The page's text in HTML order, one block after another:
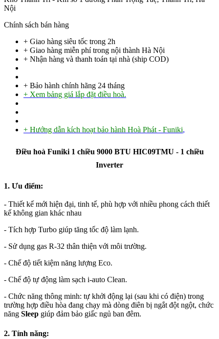
Nội
Chính sách bán hàng
+ Giao hàng siêu tốc trong 2h
+ Giao hàng miễn phí trong nội thành Hà Nội
+ Nhận hàng và thanh toán tại nhà (ship COD)
+ Bảo hành chính hãng 24 tháng
+ Xem bảng giá lắp đặt điều hoà.
+ Hướng dẫn kích hoạt bảo hành Hoà Phát - Funiki,
Điều hoà Funiki 1 chiều 9000 BTU HIC09TMU - 1 chiều
Inverter
1. Ưu điểm:
- Thiết kế mới hiện đại, tinh tế, phù hợp với nhiều phong cách thiết
kế không gian khác nhau
- Tích hợp Turbo giúp tăng tốc độ làm lạnh.
- Sử dụng gas R-32 thân thiện với môi trường.
- Chế độ tiết kiệm năng lượng Eco.
- Chế độ tự động làm sạch i-auto Clean.
- Chức năng thông minh: tự khởi động lại (sau khi có điện) trong
trường hợp điều hòa đang chạy mà dòng điên bị ngắt đột ngột, chức
năng Sleep giúp đảm bảo giấc ngủ ban đêm.
2. Tính năng: